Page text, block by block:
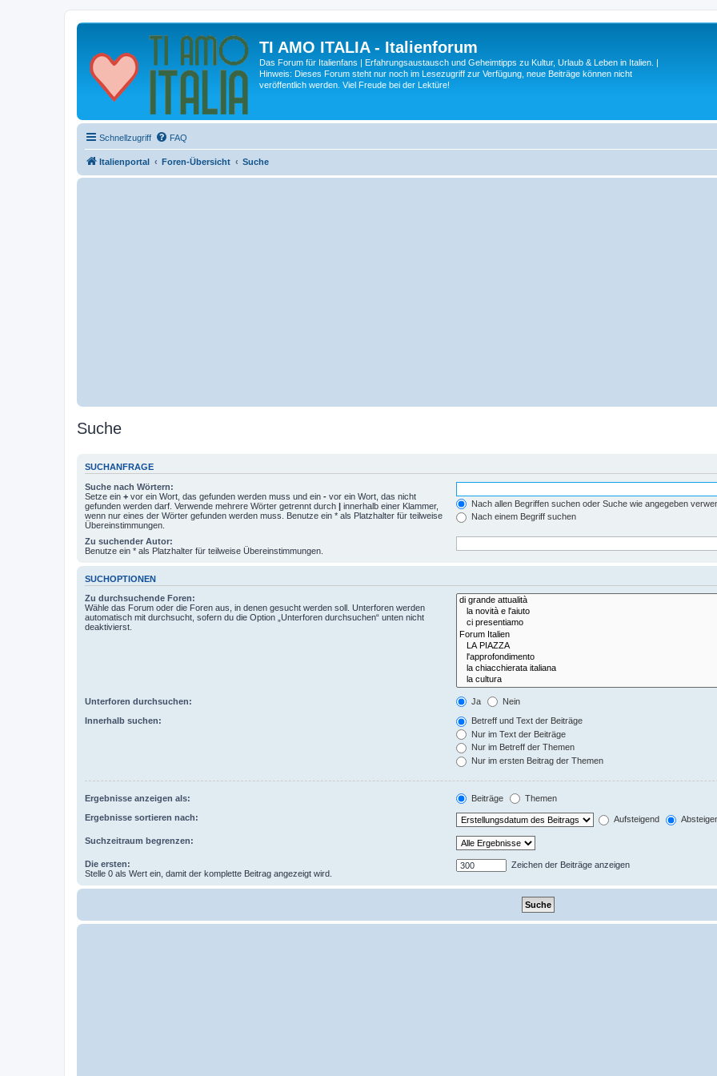
TI AMO ITALIA - Italienforum
Das Forum für Italienfans | Erfahrungsaustausch und Geheimtipps zu Kultur, Urlaub & Leben in Italien. |
Hinweis: Dieses Forum steht nur noch im Lesezugriff zur Verfügung, neue Beiträge können nicht
veröffentlich werden. Viel Freude bei der Lektüre!
Schnellzugriff FAQ
Italienportal Foren-Übersicht Suche
Suche
SUCHANFRAGE
Suche nach Wörtern:
Setze ein + vor ein Wort, das gefunden werden muss und ein - vor ein Wort, das nicht
gefunden werden darf. Verwende mehrere Wörter getrennt durch | innerhalb einer Klammer,
wenn nur eines der Wörter gefunden werden muss. Benutze ein * als Platzhalter für teilweise
Übereinstimmungen.
Nach allen Begriffen suchen oder Suche wie angegeben
Nach einem Begriff suchen
Zu suchender Autor:
Benutze ein * als Platzhalter für teilweise Übereinstimmungen.
SUCHOPTIONEN
Zu durchsuchende Foren:
Wähle das Forum oder die Foren aus, in denen gesucht werden soll. Unterforen werden
automatisch mit durchsucht, sofern du die Option „Unterforen durchsuchen“ unten nicht
deaktivierst.
Unterforen durchsuchen: Ja Nein
Innerhalb suchen:
Betreff und Text der Beiträge
Nur im Text der Beiträge
Nur im Betreff der Themen
Nur im ersten Beitrag der Themen
Ergebnisse anzeigen als: Beiträge Themen
Ergebnisse sortieren nach: Aufsteigend
Suchzeitraum begrenzen:
Die ersten:
Stelle 0 als Wert ein, damit der komplette Beitrag angezeigt wird.
Zeichen der Beiträge anzeigen